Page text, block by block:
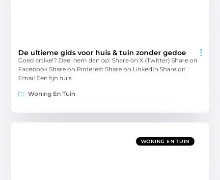
De ultieme gids voor huis & tuin zonder gedoe
Goed artikel? Deel hem dan op: Share on X (Twitter) Share on
Facebook Share on Pinterest Share on LinkedIn Share on
Email Een fijn huis
Woning En Tuin
WONING EN TUIN